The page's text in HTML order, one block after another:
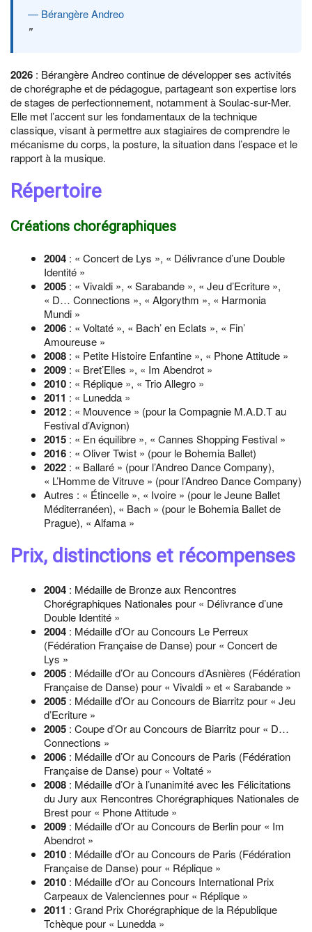
Bérangère Andreo
2026 : Bérangère Andreo continue de développer ses activités
de chorégraphe et de pédagogue, partageant son expertise lors
de stages de perfectionnement, notamment à Soulac-sur-Mer.
Elle met l’accent sur les fondamentaux de la technique
classique, visant à permettre aux stagiaires de comprendre le
mécanisme du corps, la posture, la situation dans l’espace et le
rapport à la musique.
Répertoire
Créations chorégraphiques
2004 : « Concert de Lys », « Délivrance d’une Double
Identité »
2005 : « Vivaldi », « Sarabande », « Jeu d’Ecriture »,
« D… Connections », « Algorythm », « Harmonia
Mundi »
2006 : « Voltaté », « Bach’ en Eclats », « Fin’
Amoureuse »
2008 : « Petite Histoire Enfantine », « Phone Attitude »
2009 : « Bret’Elles », « Im Abendrot »
2010 : « Réplique », « Trio Allegro »
2011 : « Lunedda »
2012 : « Mouvence » (pour la Compagnie M.A.D.T au
Festival d’Avignon)
2015 : « En équilibre », « Cannes Shopping Festival »
2016 : « Oliver Twist » (pour le Bohemia Ballet)
2022 : « Ballaré » (pour l’Andreo Dance Company),
« L’Homme de Vitruve » (pour l’Andreo Dance Company)
Autres : « Étincelle », « Ivoire » (pour le Jeune Ballet
Méditerranéen), « Bach » (pour le Bohemia Ballet de
Prague), « Alfama »
Prix, distinctions et récompenses
2004 : Médaille de Bronze aux Rencontres
Chorégraphiques Nationales pour « Délivrance d’une
Double Identité »
2004 : Médaille d’Or au Concours Le Perreux
(Fédération Française de Danse) pour « Concert de
Lys »
2005 : Médaille d’Or au Concours d’Asnières (Fédération
Française de Danse) pour « Vivaldi » et « Sarabande »
2005 : Médaille d’Or au Concours de Biarritz pour « Jeu
d’Ecriture »
2005 : Coupe d’Or au Concours de Biarritz pour « D…
Connections »
2006 : Médaille d’Or au Concours de Paris (Fédération
Française de Danse) pour « Voltaté »
2008 : Médaille d’Or à l’unanimité avec les Félicitations
du Jury aux Rencontres Chorégraphiques Nationales de
Brest pour « Phone Attitude »
2009 : Médaille d’Or au Concours de Berlin pour « Im
Abendrot »
2010 : Médaille d’Or au Concours de Paris (Fédération
Française de Danse) pour « Réplique »
2010 : Médaille d’Or au Concours International Prix
Carpeaux de Valenciennes pour « Réplique »
2011 : Grand Prix Chorégraphique de la République
Tchèque pour « Lunedda »